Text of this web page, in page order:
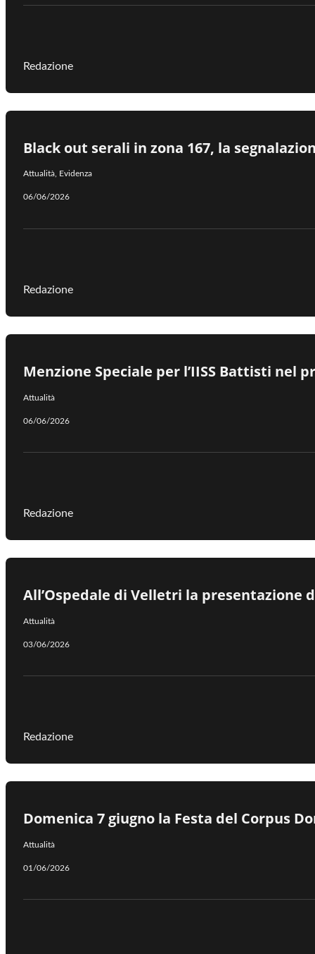
Redazione
Black out serali in zona 167, la
Attualità, Evidenza
06/06/2026
Redazione
Menzione Speciale per l’IISS Battisti nel
Attualità
06/06/2026
Redazione
All’Ospedale di Velletri la presentazione
Attualità
03/06/2026
Redazione
Domenica 7 giugno la Festa del Corpus
Attualità
01/06/2026